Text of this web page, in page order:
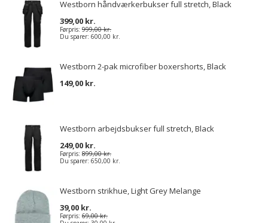
Westborn håndværkerbukser full stretch, Black
399,00 kr.
Førpris: 999,00 kr.
Du sparer: 600,00 kr.
Westborn 2-pak microfiber boxershorts, Black
149,00 kr.
Westborn arbejdsbukser full stretch, Black
249,00 kr.
Førpris: 899,00 kr.
Du sparer: 650,00 kr.
Westborn strikhue, Light Grey Melange
39,00 kr.
Førpris: 69,00 kr.